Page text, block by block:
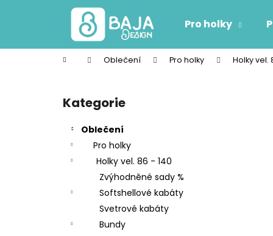
Pro holky
Domů Oblečení Pro holky Holky vel.
Přeskočit
kategorie
Kategorie
Oblečení
Pro holky
Holky vel. 86 - 140
Zvýhodněné sady %
Softshellové kabáty
Svetrové kabáty
Bundy
í
do
do